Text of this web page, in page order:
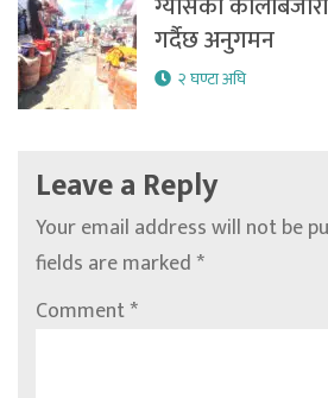
गर्दैछ अनुगमन
२ घण्टा अघि
Leave a Reply
Your email address will not be
fields are marked*
Comment*